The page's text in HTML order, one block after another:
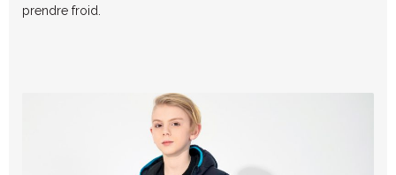
prendre froid.